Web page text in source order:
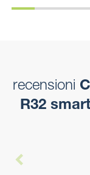
recensioni
R32